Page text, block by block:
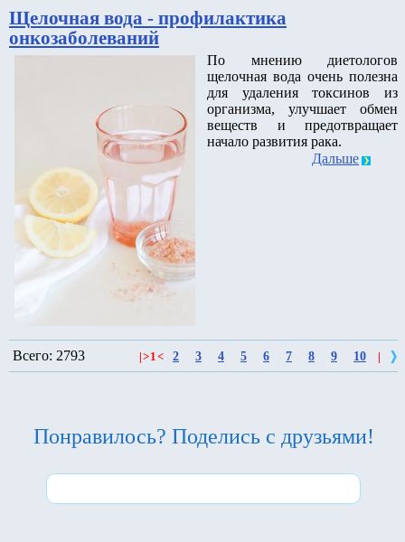
Щелочная вода - профилактика
онкозаболеваний
По мнению диетологов
щелочная вода очень полезна
для удаления токсинов из
организма, улучшает обмен
веществ и предотвращает
начало развития рака.
Дальше
Всего: 2793 >1< 2 3 4 5 6 7 8 9 10
Понравилось? Поделись с друзьями!